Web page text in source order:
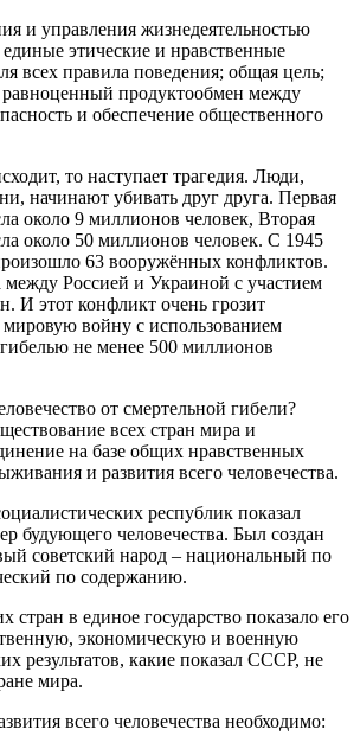
и управления жизнедеятельностью
этические и нравственные
всех правила поведения; общая цель;
продуктообмен между
и обеспечение общественного
то наступает трагедия. Люди,
начинают убивать друг друга. Первая
около 9 миллионов человек, Вторая
около 50 миллионов человек. С 1945
63 вооружённых конфликтов.
между Россией и Украиной с участием
И этот конфликт очень грозит
мировую войну с использованием
не менее 500 миллионов
от смертельной гибели?
всех стран мира и
на базе общих нравственных
и развития всего человечества.
республик показал
будующего человечества. Был создан
советский народ – национальный по
по содержанию.
стран в единое государство показало его
экономическую и военную
результатов, какие показал СССР, не
мира.
всего человечества необходимо: